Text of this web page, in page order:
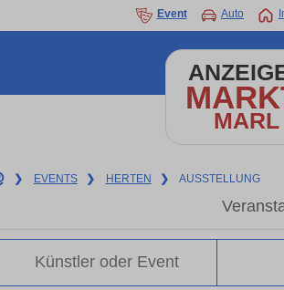
Event Auto
MARL
❯ EVENTS ❯ HERTEN ❯ AUSSTELLUNG